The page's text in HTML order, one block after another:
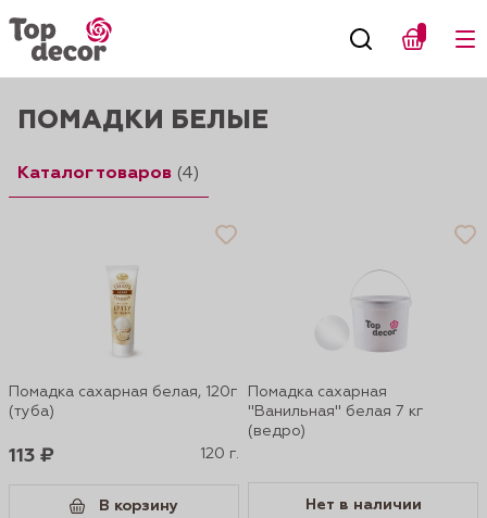
ПОМАДКИ БЕЛЫЕ
Каталог товаров (4)
Помадка сахарная белая, 120г
(туба)
113 ₽ 120 г.
В корзину
Помадка сахарная
"Ванильная" белая 7 кг
(ведро)
Нет в наличии